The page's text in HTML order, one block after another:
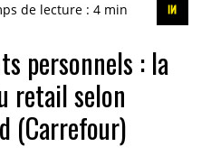
de lecture : 4 min
personnels : la
retail selon
(Carrefour)